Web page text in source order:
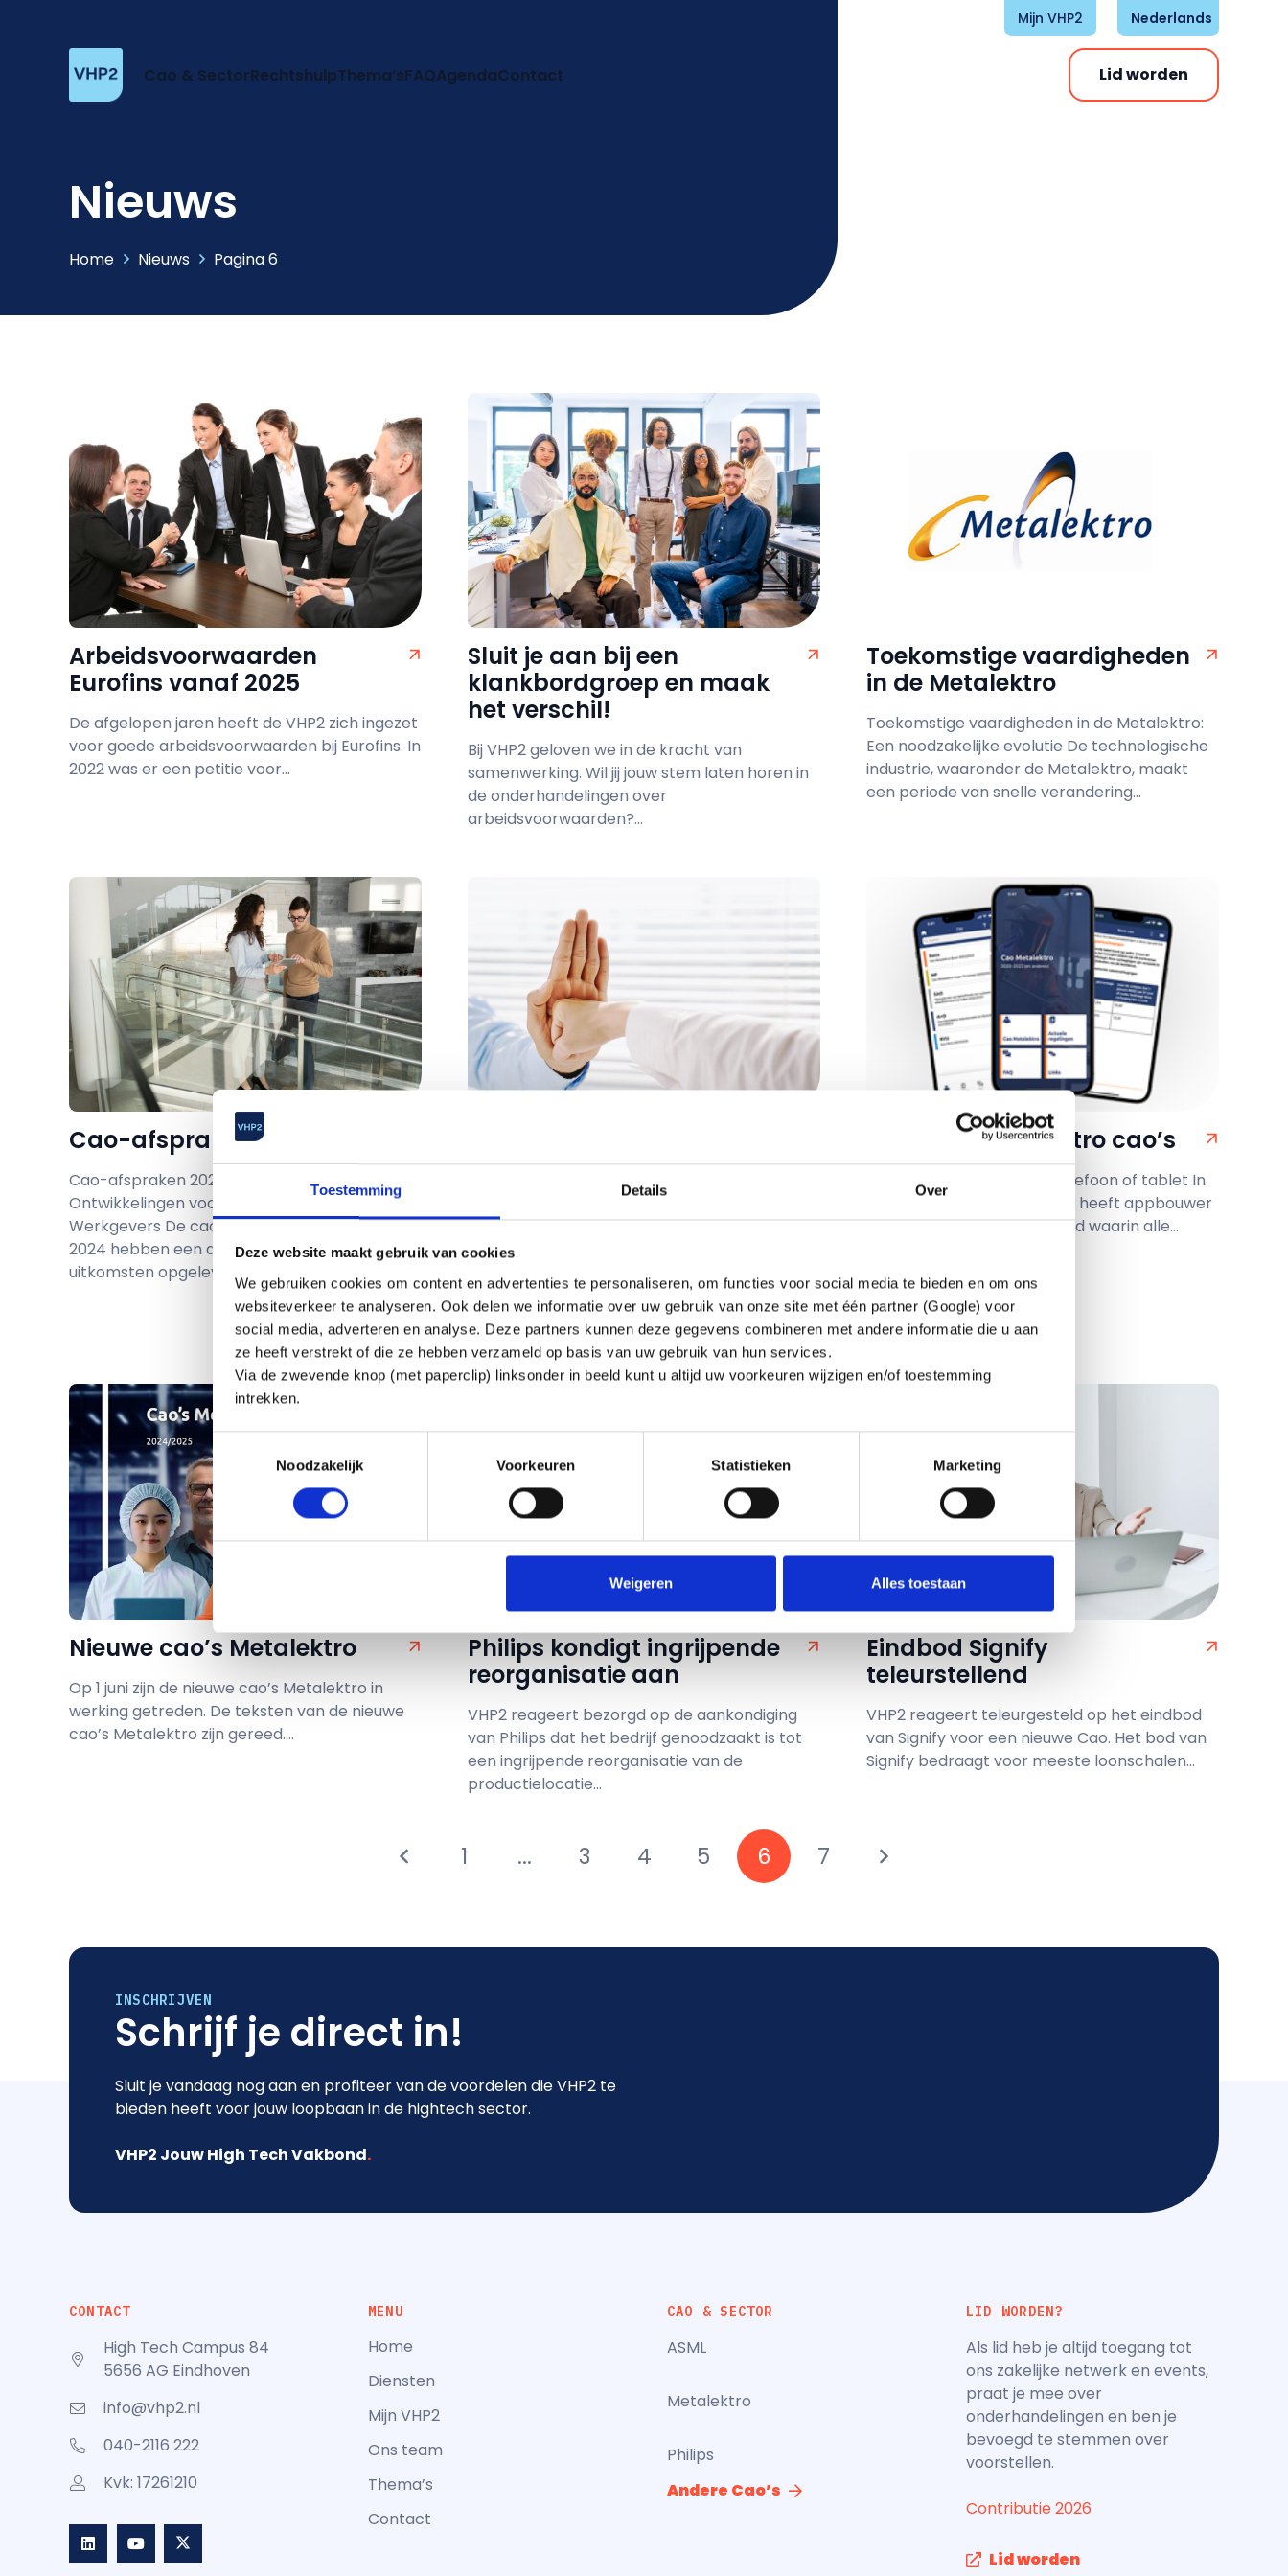
Toestemming Details Over
Deze website maakt gebruik van cookies
We gebruiken cookies om content en advertenties te personaliseren, om functies voor social media te bieden en om ons
websiteverkeer te analyseren. Ook delen we informatie over uw gebruik van onze site met één partner (Google) voor
social media, adverteren en analyse. Deze partners kunnen deze gegevens combineren met andere informatie die u aan
ze heeft verstrekt of die ze hebben verzameld op basis van uw gebruik van hun services.
Via de zwevende knop (met paperclip) linksonder in beeld kunt u altijd uw voorkeuren wijzigen en/of toestemming
intrekken.
Toestemmingsselectie
Noodzakelijk
Voorkeuren Statistieken Marketing
Weigeren Alles toestaan
Mijn VHP2 Nederlands
Cao & SectorRechtshulpThema’sFAQAgendaContact Lid worden
Nieuws
Home Nieuws Pagina 6
Arbeidsvoorwaarden
Eurofins vanaf 2025
De afgelopen jaren heeft de VHP2 zich ingezet
voor goede arbeidsvoorwaarden bij Eurofins. In
2022 was er een petitie voor...
Sluit je aan bij een
klankbordgroep en maak
het verschil!
Bij VHP2 geloven we in de kracht van
samenwerking. Wil jij jouw stem laten horen in
de onderhandelingen over
arbeidsvoorwaarden?...
Toekomstige vaardigheden
in de Metalektro
Toekomstige vaardigheden in de Metalektro:
Een noodzakelijke evolutie De technologische
industrie, waaronder de Metalektro, maakt
een periode van snelle verandering...
Cao-afspraken 2024
Cao-afspraken 2024: Belangrijke
Ontwikkelingen voor Werknemers en
Werkgevers De cao-onderhandelingen voor
2024 hebben een aantal belangrijke
uitkomsten opgeleverd die van...
grensoverschrijdend
grensoverschrijdend gedrag
Grensoverschrijdend gedrag blijft een groot
probleem op de werkvloer. Om dit aan te
pakken,...
App voor Metalektro cao’s
Alle Metalektro cao’s op telefoon of tablet In
samenwerking met de ROM heeft appbouwer
Yaacomm een app gebouwd waarin alle...
Nieuwe cao’s Metalektro
Op 1 juni zijn de nieuwe cao’s Metalektro in
werking getreden. De teksten van de nieuwe
cao’s Metalektro zijn gereed....
Philips kondigt ingrijpende
reorganisatie aan
VHP2 reageert bezorgd op de aankondiging
van Philips dat het bedrijf genoodzaakt is tot
een ingrijpende reorganisatie van de
productielocatie...
Eindbod Signify
teleurstellend
VHP2 reageert teleurgesteld op het eindbod
van Signify voor een nieuwe Cao. Het bod van
Signify bedraagt voor meeste loonschalen...
1 ... 3 4 5 6 7
INSCHRIJVEN
Schrijf je direct in!
Sluit je vandaag nog aan en profiteer van de voordelen die VHP2 te
bieden heeft voor jouw loopbaan in de hightech sector.
VHP2 Jouw High Tech Vakbond.
CONTACT
High Tech Campus 84
5656 AG Eindhoven
info@vhp2.nl
040-2116 222
Kvk: 17261210
MENU
Home
Diensten
Mijn VHP2
Ons team
Thema’s
Contact
CAO & SECTOR
ASML
Metalektro
Philips
Andere Cao’s
LID WORDEN?
Als lid heb je altijd toegang tot
ons zakelijke netwerk en events,
praat je mee over
onderhandelingen en ben je
bevoegd te stemmen over
voorstellen.
Contributie 2026
Lid worden